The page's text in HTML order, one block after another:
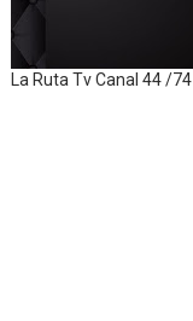
La Ruta Tv Canal 44 /74